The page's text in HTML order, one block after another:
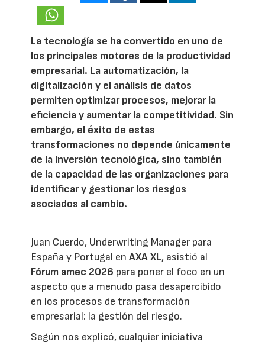
La tecnología se ha convertido en uno de
los principales motores de la productividad
empresarial. La automatización, la
digitalización y el análisis de datos
permiten optimizar procesos, mejorar la
eficiencia y aumentar la competitividad. Sin
embargo, el éxito de estas
transformaciones no depende únicamente
de la inversión tecnológica, sino también
de la capacidad de las organizaciones para
identificar y gestionar los riesgos
asociados al cambio.
Juan Cuerdo, Underwriting Manager para
España y Portugal enAXA XL, asistió al
Fórum amec 2026 para poner el foco en un
aspecto que a menudo pasa desapercibido
en los procesos de transformación
empresarial: la gestión del riesgo.
Según nos explicó, cualquier iniciativa